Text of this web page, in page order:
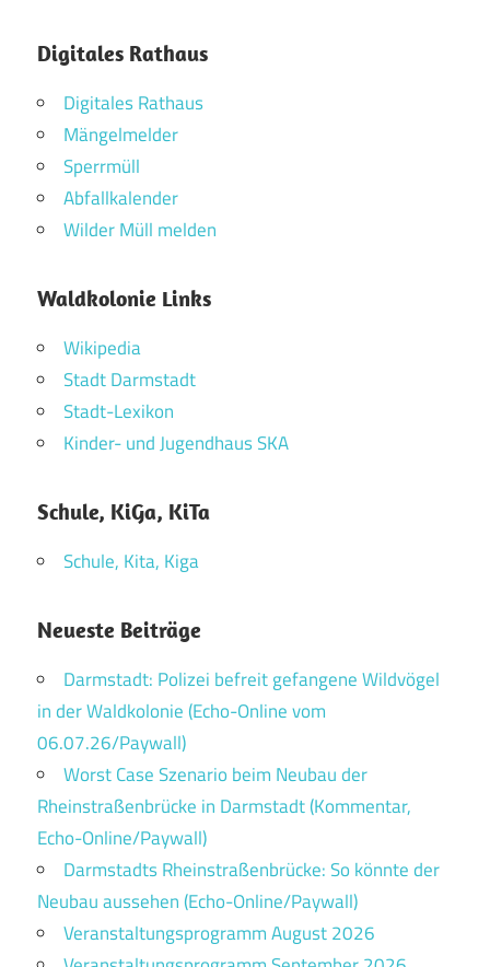
Digitales Rathaus
Digitales Rathaus
Mängelmelder
Sperrmüll
Abfallkalender
Wilder Müll melden
Waldkolonie Links
Wikipedia
Stadt Darmstadt
Stadt-Lexikon
Kinder- und Jugendhaus SKA
Schule, KiGa, KiTa
Schule, Kita, Kiga
Neueste Beiträge
Darmstadt: Polizei befreit gefangene Wildvögel
in der Waldkolonie (Echo-Online vom
06.07.26/Paywall)
Worst Case Szenario beim Neubau der
Rheinstraßenbrücke in Darmstadt (Kommentar,
Echo-Online/Paywall)
Darmstadts Rheinstraßenbrücke: So könnte der
Neubau aussehen (Echo-Online/Paywall)
Veranstaltungsprogramm August 2026